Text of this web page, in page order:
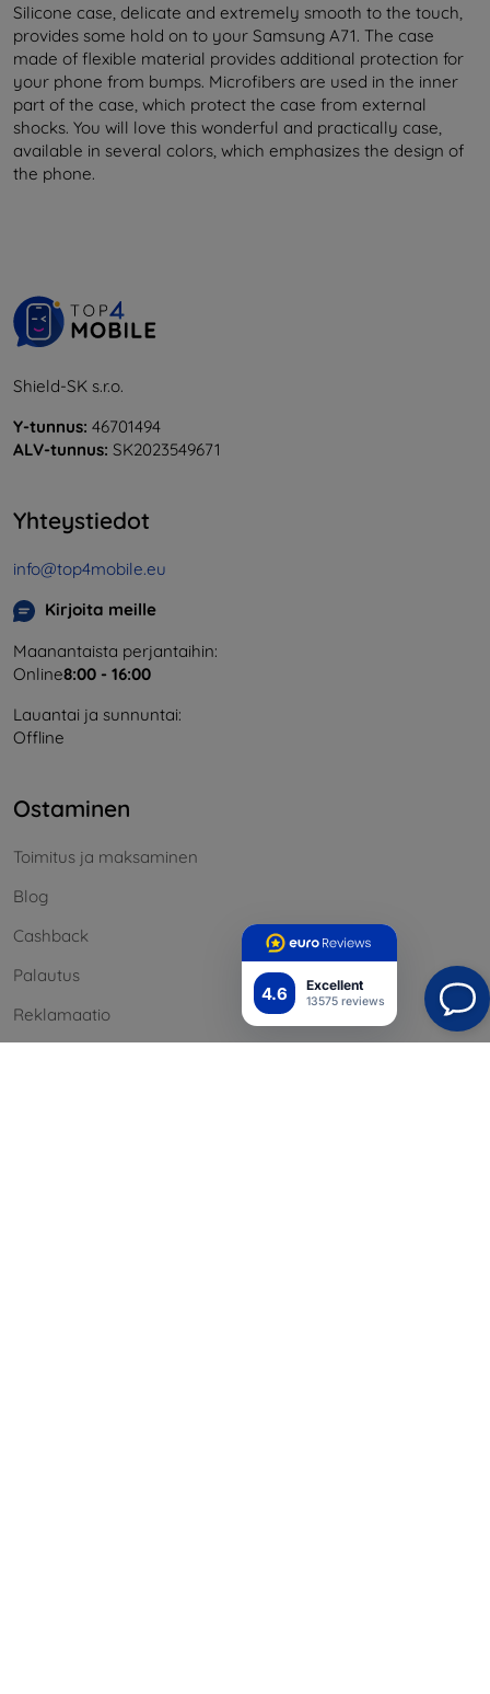
4.6 Excellent
13575 reviews
Silicone case, delicate and extremely smooth to the touch,
provides some hold on to your Samsung A71. The case
made of flexible material provides additional protection for
your phone from bumps. Microfibers are used in the inner
part of the case, which protect the case from external
shocks. You will love this wonderful and practically case,
available in several colors, which emphasizes the design of
the phone.
Shield-SK s.r.o.
Y-tunnus: 46701494
ALV-tunnus: SK2023549671
Yhteystiedot
info@top4mobile.eu
Kirjoita meille
Maanantaista perjantaihin:
Online8:00 - 16:00
Lauantai ja sunnuntai:
Offline
Ostaminen
Toimitus ja maksaminen
Blog
Cashback
Palautus
Reklamaatio